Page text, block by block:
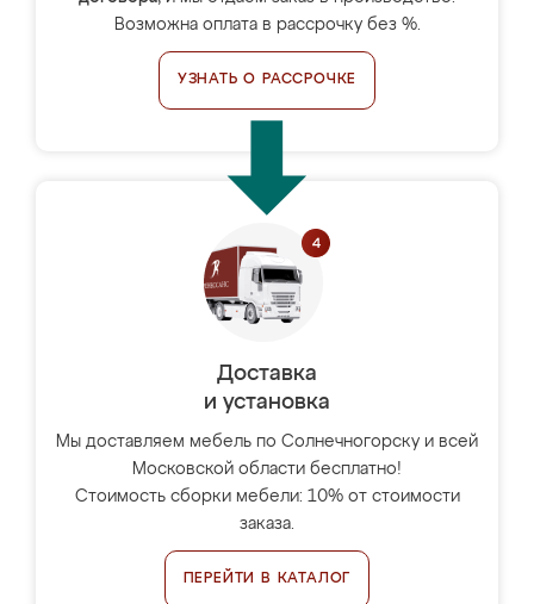
Возможна оплата в рассрочку без %.
УЗНАТЬ О РАССРОЧКЕ
Доставка
и установка
Мы доставляем мебель по Солнечногорску и всей
Московской области бесплатно!
Стоимость сборки мебели: 10% от стоимости
заказа.
ПЕРЕЙТИ В КАТАЛОГ